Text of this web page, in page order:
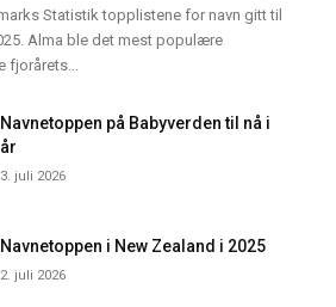
Statistik topplistene for navn gitt til
Alma ble det mest populære
Navnetoppen på Babyverden til nå i
år
3. juli 2026
Navnetoppen i New Zealand i 2025
2. juli 2026